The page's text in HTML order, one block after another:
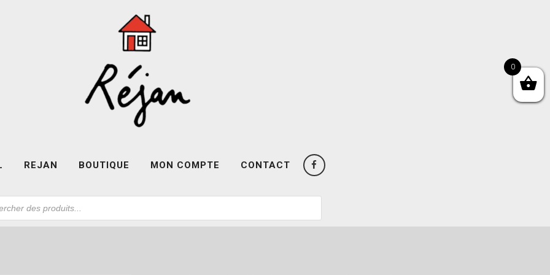
REJAN BOUTIQUE MON COMPTE CONTACT
0